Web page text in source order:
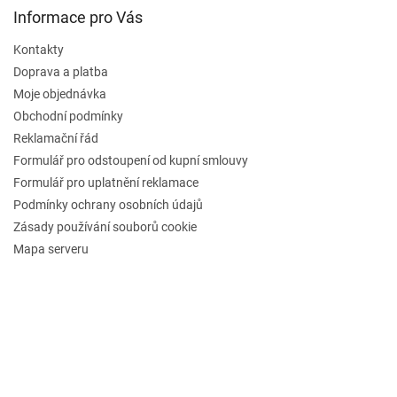
Informace pro Vás
Kontakty
Doprava a platba
Moje objednávka
Obchodní podmínky
Reklamační řád
Formulář pro odstoupení od kupní smlouvy
Formulář pro uplatnění reklamace
Podmínky ochrany osobních údajů
Zásady používání souborů cookie
Mapa serveru